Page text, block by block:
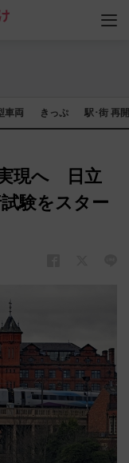
車両 きっぷ 駅･街 再
現へ 日立
験をスター